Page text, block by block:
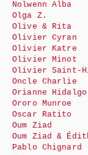
Nolwenn Alba
Olga Z.
Olive & Rita
Olivier Cyran
Olivier Katre
Olivier Minot
Olivier Saint-
Oncle Charlie
Orianne
Ororo Munroe
Oscar Ratito
Oum Ziad
Oum Ziad &
Pablo Chignard